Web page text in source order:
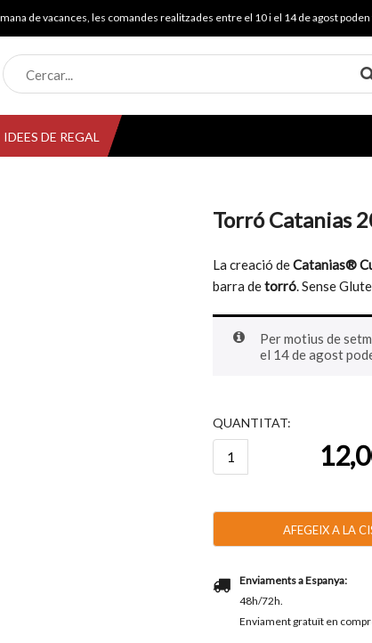
de vacances, les comandes realitzades entre el 10 i el 14 de agost poden
IDEES DE REGAL
Torró Catanias
La creació deCatanias®
barra detorró. Sense
Per motius de
el 14 de agost
QUANTITAT:
quantitat
Torró
200g
AFEGEIX A LA
Enviaments a Espanya:
48h/72h.
Enviament gratuït en